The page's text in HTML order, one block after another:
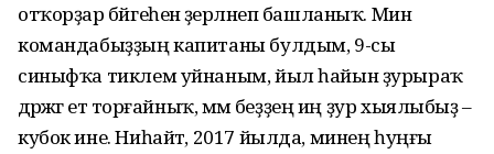
отҡорҙар бәйгеһенә әҙерләнеп башланыҡ. Мин
командабыҙҙың капитаны булдым, 9-сы
синыфҡа тиклем уйнаным, йыл һайын ҙурыраҡ
дәрәжәгә етә торғайныҡ, әммә беҙҙең иң ҙур хыялыбыҙ –
кубок ине. Ниһайәт, 2017 йылда, минең һуңғы